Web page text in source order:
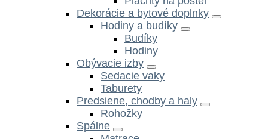
Dekorácie a bytové doplnky
Hodiny a budíky
Budíky
Hodiny
Obývacie izby
Sedacie vaky
Taburety
Predsiene, chodby a haly
Rohožky
Spálne